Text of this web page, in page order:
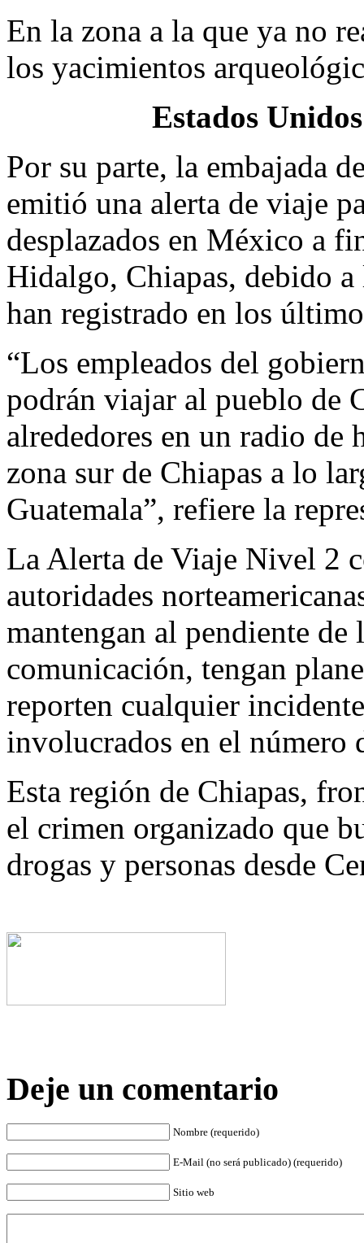
En la zona a la que ya no
los yacimientos
Estados
Por su parte, la embajada
emitió una alerta de viaje
desplazados en México a
Hidalgo, Chiapas, debido
han registrado en los
“Los empleados del
podrán viajar al pueblo de
alrededores en un radio de
zona sur de Chiapas a lo
Guatemala”, refiere la
La Alerta de Viaje Nivel 2
autoridades
mantengan al pendiente
comunicación, tengan
reporten cualquier
involucrados en el número
Esta región de Chiapas,
el crimen organizado que
drogas y personas desde
Deje un comentario
Nombre (requerido)
E-Mail (no será publicado) (requerido)
Sitio web